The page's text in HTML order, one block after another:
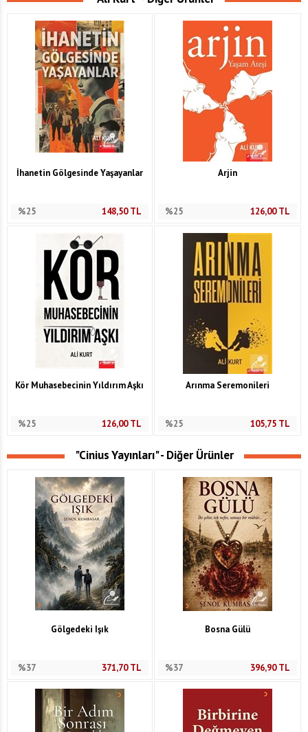
İhanetin Gölgesinde Yaşayanlar
%25 148,50TL
Arjin
%25 126,00TL
Kör Muhasebecinin Yıldırım Aşkı
%25 126,00TL
Arınma Seremonileri
%25 105,75 TL
"Cinius Yayınları" - Diğer Ürünler
Gölgedeki Işık
%37 371,70TL
Bosna Gülü
%37 396,90TL